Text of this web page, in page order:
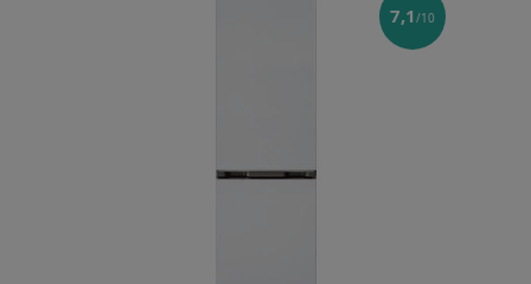
7,1 /10